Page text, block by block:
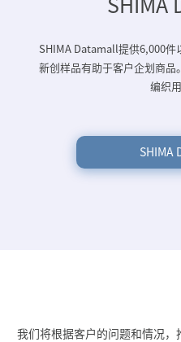
SHIMA Datamall提供6,000
新创样品有助于客户企划商
编织
SHIMA
我们将根据客户的问题和情况